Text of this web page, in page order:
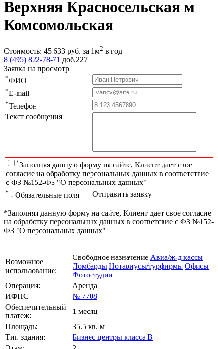
Верхняя Красносельская м
Комсомольская
Стоимость: 45 633 руб. за 1м2 в год
8 (495) 822-78-71 доб.227
Заявка на просмотр
*ФИО
*E-mail
*Телефон
Текст сообщения
*Заполняя данную форму на сайте, Клиент дает свое
согласие на обработку персональных данных в соответствие
с ФЗ №152-ФЗ "О персональных данных"
* - Обязательные поля Отправить заявку
*Заполняя данную форму на сайте, Клиент дает свое согласие
на обработку персональных данных в соответсвие с ФЗ №152-
ФЗ "О персональных данных"
Возможное
использование:
Свободное назначение Авиа/ж-д кассы
Ломбарды Нотариусы/турфирмы Офисы
Фотостудии
Операция:
Аренда
ИФНС
№ 7708
Обеспечительный
платеж:
1 месяц
Площадь:
35.5 кв. м
Тип здания:
Бизнес центры класса B